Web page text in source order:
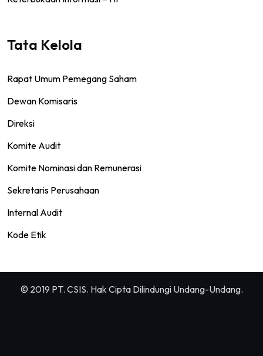
Tata Kelola
Rapat Umum Pemegang Saham
Dewan Komisaris
Direksi
Komite Audit
Komite Nominasi dan Remunerasi
Sekretaris Perusahaan
Internal Audit
Kode Etik
© 2019 PT. CSIS. Hak Cipta Dilindungi Undang-Undang.